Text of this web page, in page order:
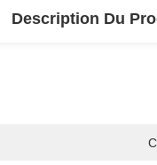
Description Du